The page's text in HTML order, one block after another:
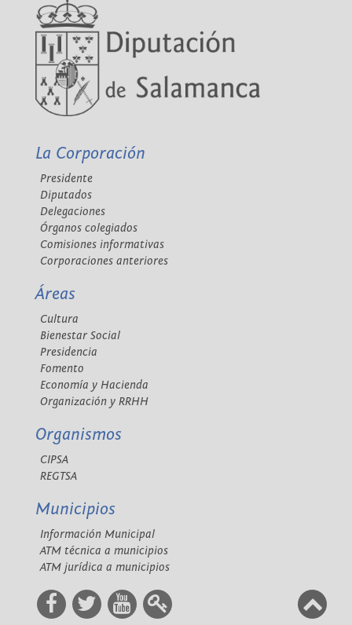
La Corporación
Presidente
Diputados
Delegaciones
Órganos colegiados
Comisiones informativas
Corporaciones anteriores
Áreas
Cultura
Bienestar Social
Presidencia
Fomento
Economía y Hacienda
Organización y RRHH
Organismos
CIPSA
REGTSA
Municipios
Información Municipal
ATM técnica a municipios
ATM jurídica a municipios